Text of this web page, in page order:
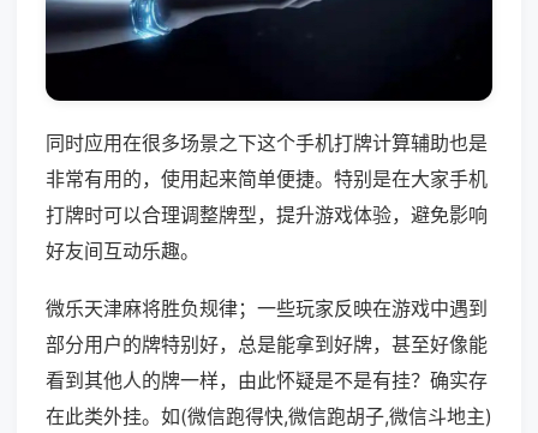
同时应用在很多场景之下这个手机打牌计算辅助也是
非常有用的，使用起来简单便捷。特别是在大家手机
打牌时可以合理调整牌型，提升游戏体验，避免影响
好友间互动乐趣。
微乐天津麻将胜负规律；一些玩家反映在游戏中遇到
部分用户的牌特别好，总是能拿到好牌，甚至好像能
看到其他人的牌一样，由此怀疑是不是有挂？确实存
在此类外挂。如(微信跑得快,微信跑胡子,微信斗地主)